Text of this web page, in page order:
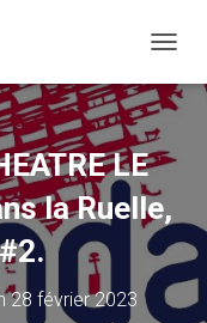
U
V
I
F
E
R
M
E
LE
la Ruelle,
28 février 2023